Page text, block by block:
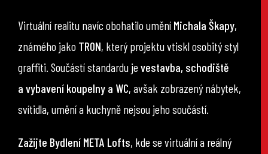
Virtuální realitu navíc obohatilo umění Michala Škapy,
známého jako TRON, který projektu vtiskl osobitý styl
graffiti. Součástí standardu jevestavba, schodiště
a vybavení koupelny a WC, avšak zobrazený nábytek,
svítidla, umění a kuchyně nejsou jeho součástí.
Zažijte Bydlení META Lofts, kde se virtuální a reálný